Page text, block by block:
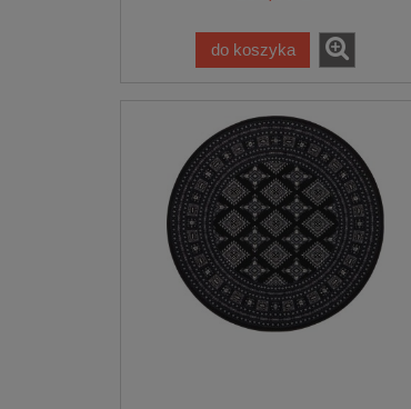
do koszyka